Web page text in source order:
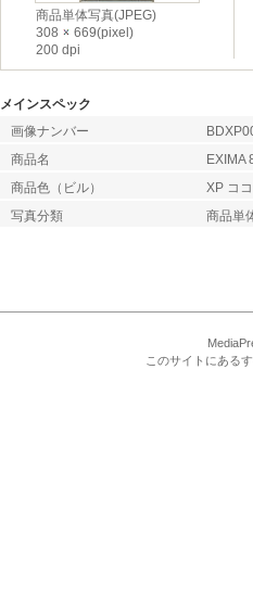
商品単体写真(JPEG)
308
669(pixel)
200 dpi
メインスペック
画像ナンバー
商品名
EXIMA
商品色（ビル）
XP コ
写真分類
商品単
このサイトにある